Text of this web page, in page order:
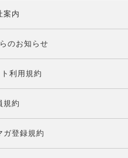
案内
のお知らせ
利用規約
規約
ガ登録規約